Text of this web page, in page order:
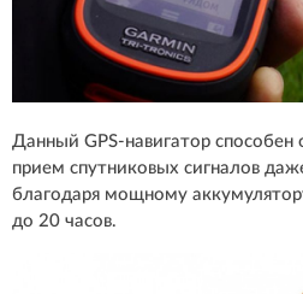
Данный GPS-навигатор
прием спутниковых сигналов
благодаря мощному
до 20 часов.